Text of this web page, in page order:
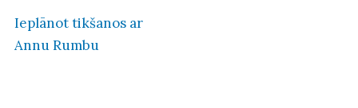
Ieplānot tikšanos ar
Annu Rumbu